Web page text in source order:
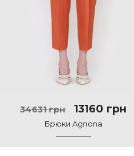
34631 грн 13160 грн
Брюки Agnona